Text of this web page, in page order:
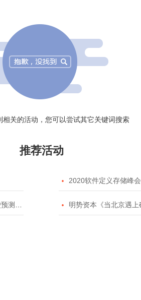
相关的活动，您可以尝试其它关键词搜索
推荐活动
 2020软件定义存储峰会
战赛  明势资本《当北京遇上硅谷》